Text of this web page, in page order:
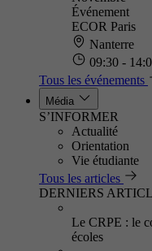
Événement
ECOR Paris
Nanterre
09:30 -
Tous les événements
Média
S’INFORMER
Actualité
Orientation
Vie étudiante
Tous les articles
DERNIERS
Le CRPE : le
écoles